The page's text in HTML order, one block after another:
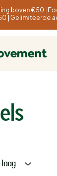
boven €50 |
| Gelimiteerde